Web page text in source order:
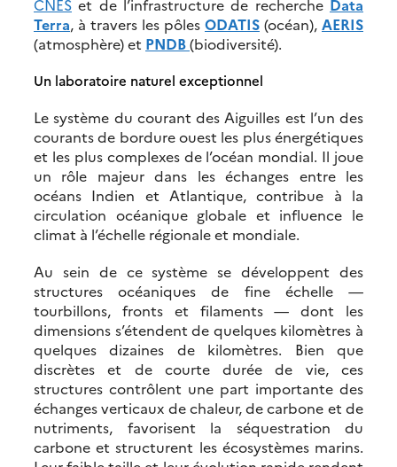
CNES et de l’infrastructure de recherche Data
Terra, à travers les pôles ODATIS (océan), AERIS
(atmosphère) et PNDB(biodiversité).
Un laboratoire naturel exceptionnel
Le système du courant des Aiguilles est l’un des
courants de bordure ouest les plus énergétiques
et les plus complexes de l’océan mondial. Il joue
un rôle majeur dans les échanges entre les
océans Indien et Atlantique, contribue à la
circulation océanique globale et influence le
climat à l’échelle régionale et mondiale.
Au sein de ce système se développent des
structures océaniques de fine échelle —
tourbillons, fronts et filaments — dont les
dimensions s’étendent de quelques kilomètres à
quelques dizaines de kilomètres. Bien que
discrètes et de courte durée de vie, ces
structures contrôlent une part importante des
échanges verticaux de chaleur, de carbone et de
nutriments, favorisent la séquestration du
carbone et structurent les écosystèmes marins.